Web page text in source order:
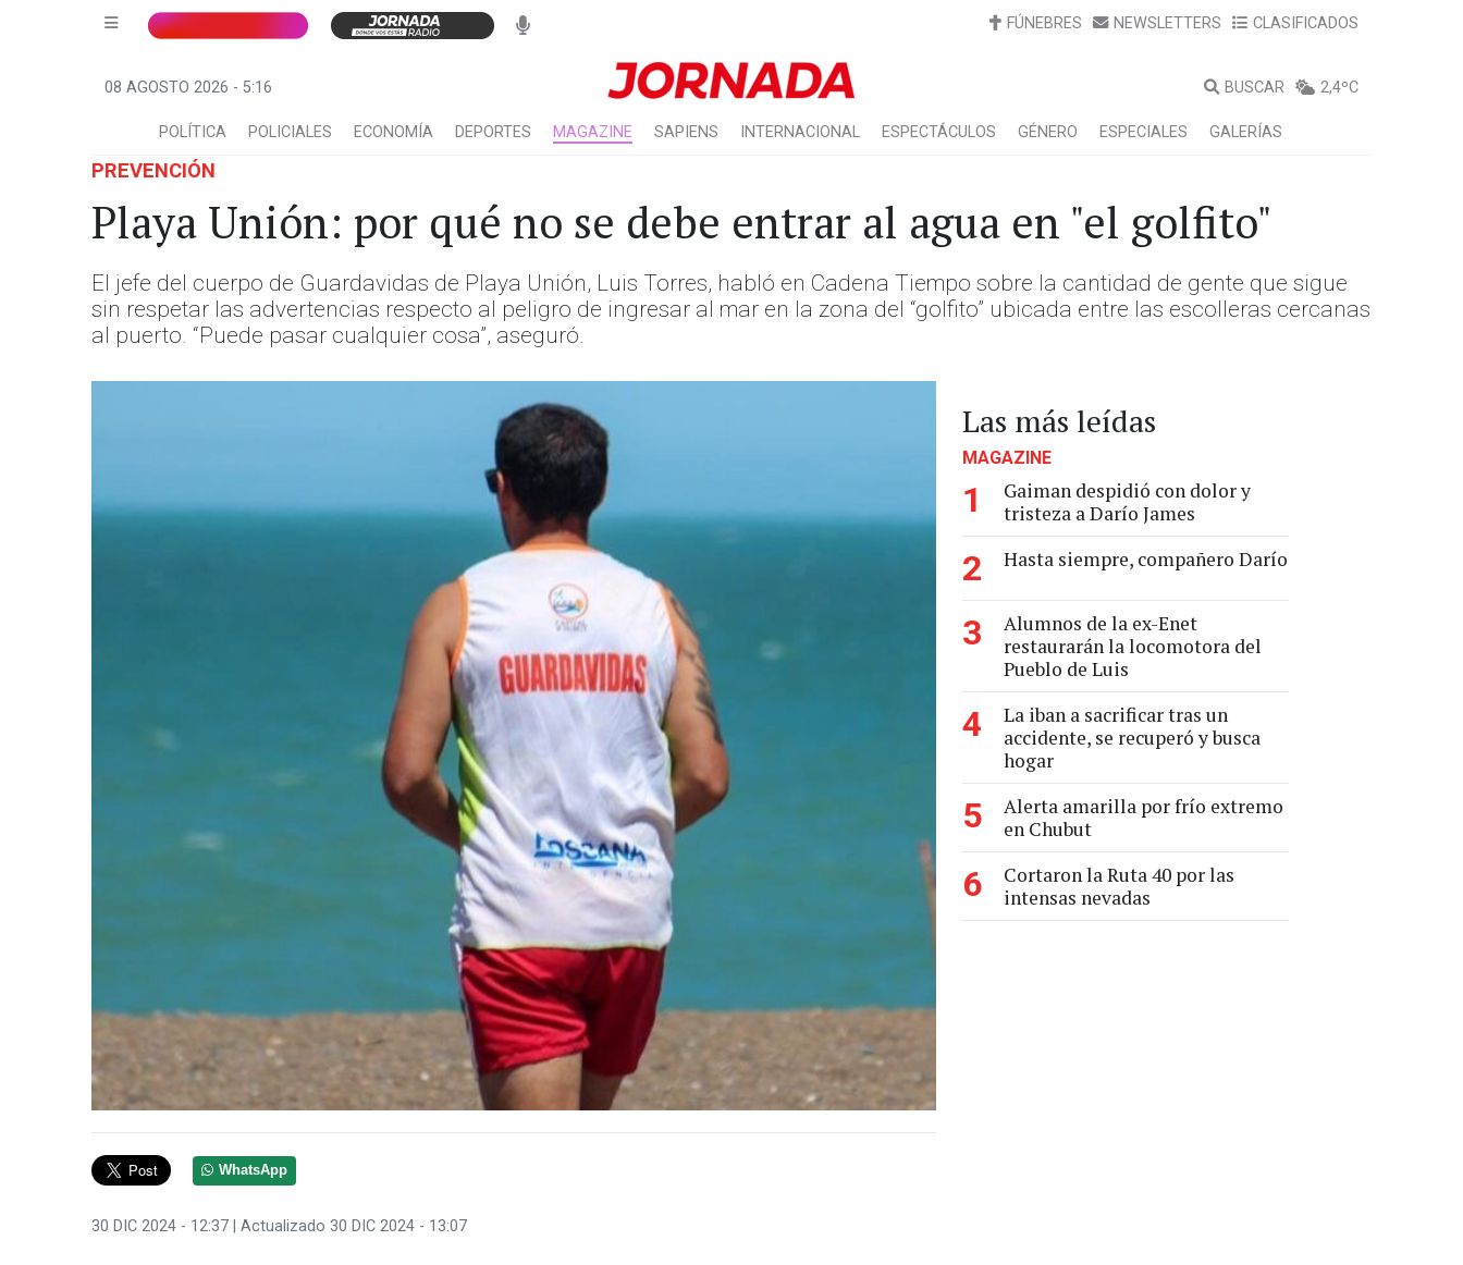
FÚNEBRES NEWSLETTERS CLASIFICADOS
08 AGOSTO 2026 - 5:16 BUSCAR 2,4ºC
POLÍTICA POLICIALES ECONOMÍA DEPORTES MAGAZINE SAPIENS INTERNACIONAL ESPECTÁCULOS GÉNERO ESPECIALES GALERÍAS
PREVENCIÓN
Playa Unión: por qué no se debe entrar al agua en "el golfito"
El jefe del cuerpo de Guardavidas de Playa Unión, Luis Torres, habló en Cadena Tiempo sobre la cantidad de gente que sigue
sin respetar las advertencias respecto al peligro de ingresar al mar en la zona del “golfito” ubicada entre las escolleras cercanas
al puerto. “Puede pasar cualquier cosa”, aseguró.
WhatsApp
30 DIC 2024 - 12:37 | Actualizado 30 DIC 2024 - 13:07
Las más leídas
MAGAZINE
1
Gaiman despidió con dolor y
tristeza a Darío James
2 Hasta siempre, compañero Darío
3
Alumnos de la ex-Enet
restaurarán la locomotora del
Pueblo de Luis
4
La iban a sacrificar tras un
accidente, se recuperó y busca
hogar
5
Alerta amarilla por frío extremo
en Chubut
6
Cortaron la Ruta 40 por las
intensas nevadas